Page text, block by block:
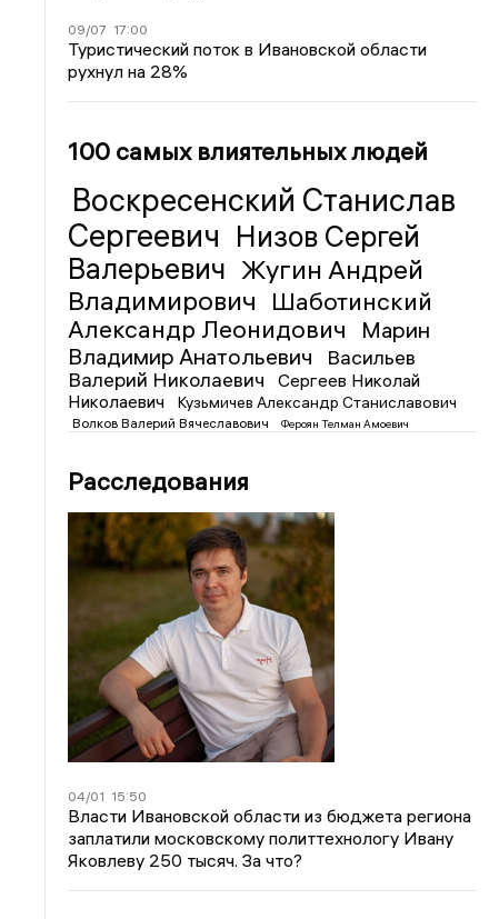
09/07 17:00
Туристический поток в Ивановской области
рухнул на 28%
100 самых влиятельных людей
Воскресенский Станислав
Сергеевич Низов Сергей
Валерьевич Жугин Андрей
Владимирович
Шаботинский
Александр Леонидович
Марин
Владимир Анатольевич
Васильев
Валерий Николаевич
Сергеев Николай
Николаевич
Кузьмичев Александр Станиславович
Волков Валерий Вячеславович Фероян Телман Амоевич
Расследования
04/01 15:50
Власти Ивановской области из бюджета региона
заплатили московскому политтехнологу Ивану
Яковлеву 250 тысяч. За что?